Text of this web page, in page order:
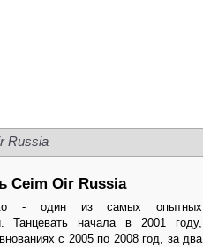
Russia
Ceim Oir Russia
- один из самых опытных
Танцевать начала в 2001 году,
с 2005 по 2008 год, за два